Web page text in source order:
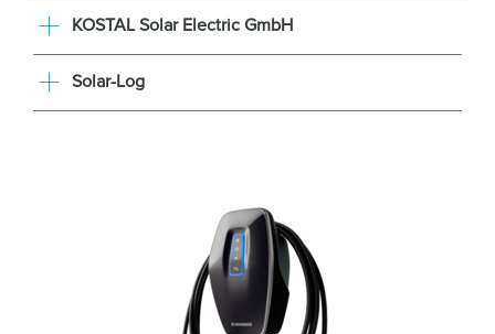
KOSTAL Solar Electric GmbH
Solar-Log